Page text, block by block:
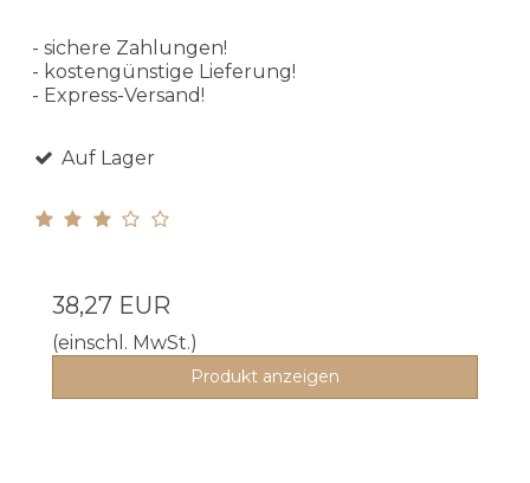
- sichere Zahlungen!
- kostengünstige Lieferung!
- Express-Versand!
Auf Lager
38,27 EUR
(einschl. MwSt.)
Produkt anzeigen